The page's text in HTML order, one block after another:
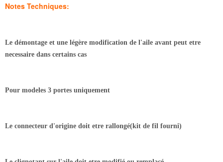
Notes Techniques:
Le démontage et une légère modification de l'aile avant peut etre
necessaire dans certains cas
Pour modeles 3 portes uniquement
Le connecteur d'origine doit etre rallongé(kit de fil fourni)